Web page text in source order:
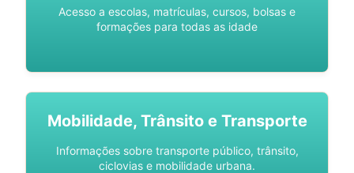
Acesso a escolas, matrículas, cursos, bolsas e
formações para todas as idade
Mobilidade, Trânsito e Transporte
Informações sobre transporte público, trânsito,
ciclovias e mobilidade urbana.